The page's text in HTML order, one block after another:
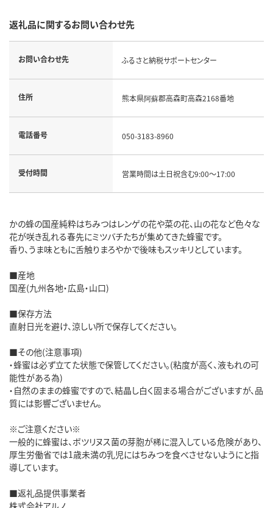
返礼品に関するお問い合わせ先
お問い合わせ先 ふるさと納税サポートセンター
住所 熊本県阿蘇郡高森町高森2168番地
電話番号 050-3183-8960
受付時間 営業時間は土日祝含む9:00～17:00
かの蜂の国産純粋はちみつはレンゲの花や菜の花、山の花など色々な
花が咲き乱れる春先にミツバチたちが集めてきた蜂蜜です。
香り、うま味ともに舌触りまろやかで後味もスッキリとしています。
■産地
国産(九州各地・広島・山口)
■保存方法
直射日光を避け、涼しい所で保存してください。
■その他(注意事項)
・蜂蜜は必ず立てた状態で保管してください。(粘度が高く、液もれの可
能性がある為)
・自然のままの蜂蜜ですので、結晶し白く固まる場合がございますが、品
質には影響ございません。
※ご注意ください※
一般的に蜂蜜は、ボツリヌス菌の芽胞が稀に混入している危険があり、
厚生労働省では1歳未満の乳児にはちみつを食べさせないようにと指
導しています。
■返礼品提供事業者
株式会社アルノ